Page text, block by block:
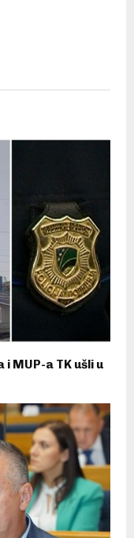
MUP-a TK ušli u